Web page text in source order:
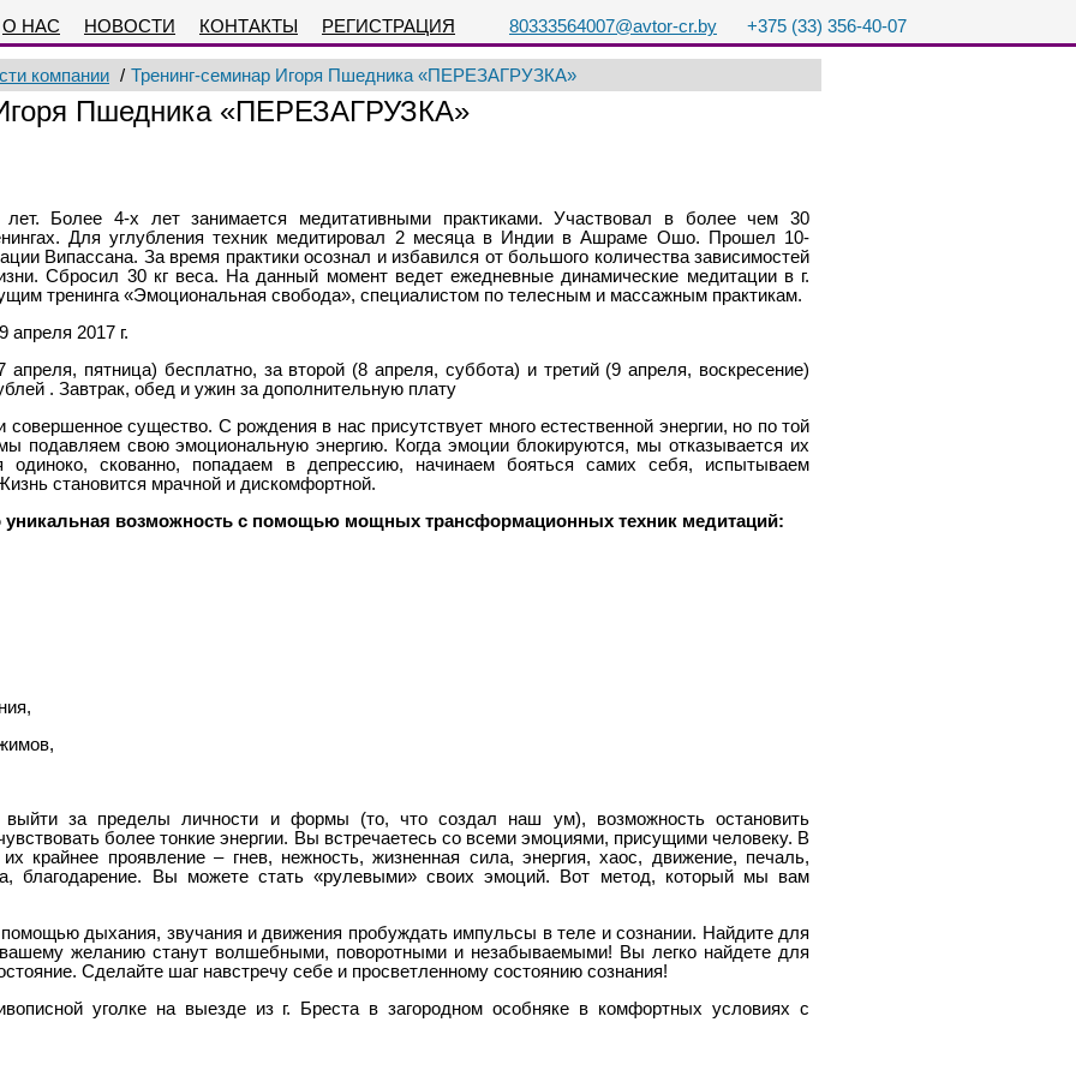
О НАС НОВОСТИ КОНТАКТЫ РЕГИСТРАЦИЯ 80333564007@avtor-cr.by +375 (33) 356-40-07
компании / Тренинг-семинар Игоря Пшедника «ПЕРЕЗАГРУЗКА»
Пшедника «ПЕРЕЗАГРУЗКА»
Более 4-х лет занимается медитативными практиками. Участвовал в более чем 30
Для углубления техник медитировал 2 месяца в Индии в Ашраме Ошо. Прошел 10-
Випассана. За время практики осознал и избавился от большого количества зависимостей
Сбросил 30 кг веса. На данный момент ведет ежедневные динамические медитации в г.
тренинга «Эмоциональная свобода», специалистом по телесным и массажным практикам.
апреля 2017 г.
пятница) бесплатно, за второй (8 апреля, суббота) и третий (9 апреля, воскресение)
. Завтрак, обед и ужин за дополнительную плату
существо. С рождения в нас присутствует много естественной энергии, но по той
подавляем свою эмоциональную энергию. Когда эмоции блокируются, мы отказывается их
скованно, попадаем в депрессию, начинаем бояться самих себя, испытываем
становится мрачной и дискомфортной.
уникальная возможность с помощью мощных трансформационных техник медитаций:
за пределы личности и формы (то, что создал наш ум), возможность остановить
более тонкие энергии. Вы встречаетесь со всеми эмоциями, присущими человеку. В
крайнее проявление – гнев, нежность, жизненная сила, энергия, хаос, движение, печаль,
благодарение. Вы можете стать «рулевыми» своих эмоций. Вот метод, который мы вам
дыхания, звучания и движения пробуждать импульсы в теле и сознании. Найдите для
желанию станут волшебными, поворотными и незабываемыми! Вы легко найдете для
Сделайте шаг навстречу себе и просветленному состоянию сознания!
уголке на выезде из г. Бреста в загородном особняке в комфортных условиях с